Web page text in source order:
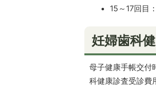
15～17回目
妊婦歯科
母子健康手帳交付
科健康診査受診費